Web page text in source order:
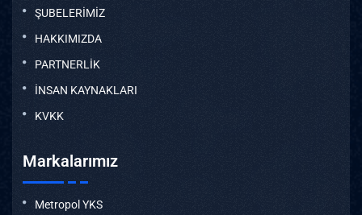
ŞUBELERİMİZ
HAKKIMIZDA
PARTNERLİK
İNSAN KAYNAKLARI
KVKK
Markalarımız
Metropol YKS